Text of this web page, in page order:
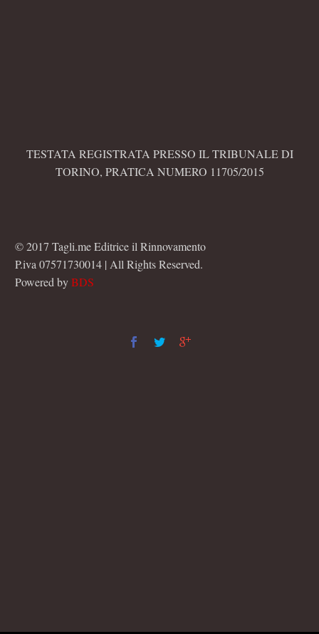
TESTATA REGISTRATA PRESSO IL TRIBUNALE DI
TORINO, PRATICA NUMERO 11705/2015
© 2017 Tagli.me Editrice il Rinnovamento
P.iva 07571730014 | All Rights Reserved.
Powered byBDS